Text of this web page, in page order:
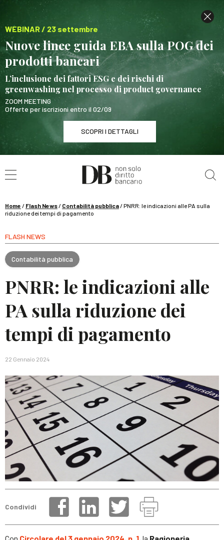
WEBINAR / 23 settembre
Nuove linee guida EBA sulla POG dei
prodotti bancari
L’inclusione dei fattori ESG e dei rischi di
greenwashing nel processo di product governance
ZOOM MEETING
Offerte per iscrizioni entro il 02/09
SCOPRI I DETTAGLI
WEBINAR / 23 settembre
Nuove linee guida EBA sulla POG dei prodotti
SCOPRI I DETTAGLI
Home / Flash News/ Contabilità pubblica/PNRR: le indicazioni alle PA sulla
riduzione dei tempi di pagamento
FLASH NEWS
Contabilità pubblica
PNRR: le indicazioni alle
PA sulla riduzione dei
tempi di pagamento
22 Gennaio 2024
Condividi